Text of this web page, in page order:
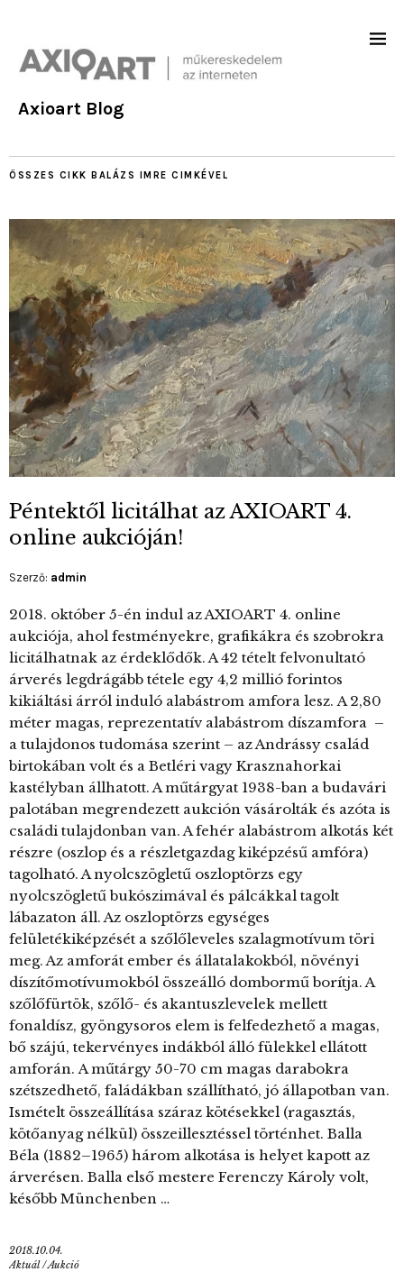
Axioart Blog
ÖSSZES CIKK BALÁZS IMRE CIMKÉVEL
Péntektől licitálhat az AXIOART 4.
online aukcióján!
Szerző: admin
2018. október 5-én indul az AXIOART 4. online
aukciója, ahol festményekre, grafikákra és szobrokra
licitálhatnak az érdeklődők. A 42 tételt felvonultató
árverés legdrágább tétele egy 4,2 millió forintos
kikiáltási árról induló alabástrom amfora lesz. A 2,80
méter magas, reprezentatív alabástrom díszamfora –
a tulajdonos tudomása szerint – az Andrássy család
birtokában volt és a Betléri vagy Krasznahorkai
kastélyban állhatott. A műtárgyat 1938-ban a budavári
palotában megrendezett aukción vásárolták és azóta is
családi tulajdonban van. A fehér alabástrom alkotás két
részre (oszlop és a részletgazdag kiképzésű amfóra)
tagolható. A nyolcszögletű oszloptörzs egy
nyolcszögletű bukószimával és pálcákkal tagolt
lábazaton áll. Az oszloptörzs egységes
felületékiképzését a szőlőleveles szalagmotívum töri
meg. Az amforát ember és állatalakokból, növényi
díszítőmotívumokból összeálló dombormű borítja. A
szőlőfürtök, szőlő- és akantuszlevelek mellett
fonaldísz, gyöngysoros elem is felfedezhető a magas,
bő szájú, tekervényes indákból álló fülekkel ellátott
amforán. A műtárgy 50-70 cm magas darabokra
szétszedhető, faládákban szállítható, jó állapotban van.
Ismételt összeállítása száraz kötésekkel (ragasztás,
kötőanyag nélkül) összeillesztéssel történhet. Balla
Béla (1882–1965) három alkotása is helyet kapott az
árverésen. Balla első mestere Ferenczy Károly volt,
később Münchenben …
2018.10.04.
Aktuál/Aukció